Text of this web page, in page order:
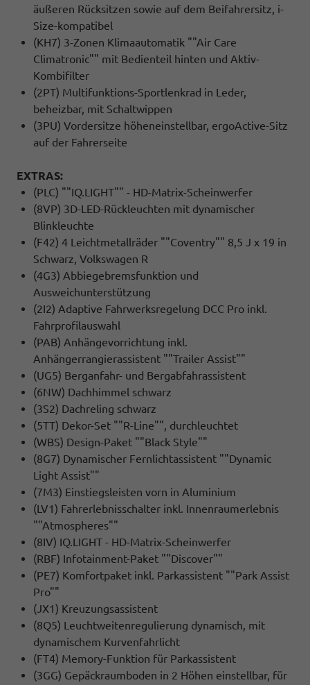
äußeren Rücksitzen sowie auf dem Beifahrersitz, i-
Size-kompatibel
(KH7) 3-Zonen Klimaautomatik ""Air Care
Climatronic"" mit Bedienteil hinten und Aktiv-
Kombifilter
(2PT) Multifunktions-Sportlenkrad in Leder,
beheizbar, mit Schaltwippen
(3PU) Vordersitze höheneinstellbar, ergoActive-Sitz
auf der Fahrerseite
EXTRAS:
(PLC) ""IQ.LIGHT"" - HD-Matrix-Scheinwerfer
(8VP) 3D-LED-Rückleuchten mit dynamischer
Blinkleuchte
(F42) 4 Leichtmetallräder ""Coventry"" 8,5 J x 19 in
Schwarz, Volkswagen R
(4G3) Abbiegebremsfunktion und
Ausweichunterstützung
(2I2) Adaptive Fahrwerksregelung DCC Pro inkl.
Fahrprofilauswahl
(PAB) Anhängevorrichtung inkl.
Anhängerrangierassistent ""Trailer Assist""
(UG5) Berganfahr- und Bergabfahrassistent
(6NW) Dachhimmel schwarz
(3S2) Dachreling schwarz
(5TT) Dekor-Set ""R-Line"", durchleuchtet
(WBS) Design-Paket ""Black Style""
(8G7) Dynamischer Fernlichtassistent ""Dynamic
Light Assist""
(7M3) Einstiegsleisten vorn in Aluminium
(LV1) Fahrerlebnisschalter inkl. Innenraumerlebnis
""Atmospheres""
(8IV) IQ.LIGHT - HD-Matrix-Scheinwerfer
(RBF) Infotainment-Paket ""Discover""
(PE7) Komfortpaket inkl. Parkassistent ""Park Assist
Pro""
(JX1) Kreuzungsassistent
(8Q5) Leuchtweitenregulierung dynamisch, mit
dynamischem Kurvenfahrlicht
(FT4) Memory-Funktion für Parkassistent
(3GG) Gepäckraumboden in 2 Höhen einstellbar, für